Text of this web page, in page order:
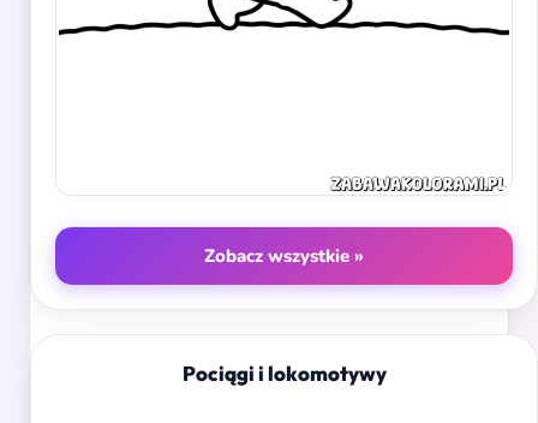
Zobacz wszystkie »
Pociągi i lokomotywy